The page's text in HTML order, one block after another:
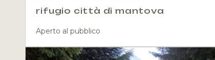
rifugio città di mantova
Aperto al pubblico